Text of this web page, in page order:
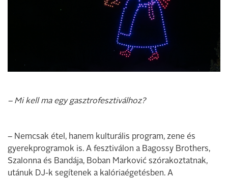
– Mi kell ma egy gasztrofesztiválhoz?
– Nemcsak étel, hanem kulturális program, zene és
gyerekprogramok is. A fesztiválon a Bagossy Brothers,
Szalonna és Bandája, Boban Marković szórakoztatnak,
utánuk DJ-k segítenek a kalóriaégetésben. A